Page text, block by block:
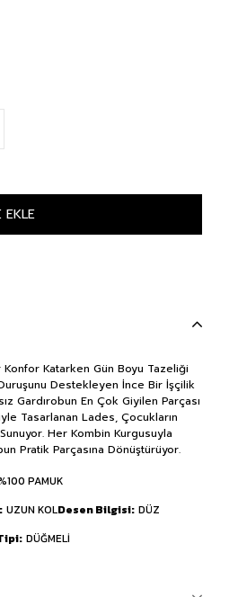
Katarken Gün Boyu Tazeliği
Destekleyen İnce Bir İşçilik
Gardırobun En Çok Giyilen Parçası
Tasarlanan Lades, Çocukların
Her Kombin Kurgusuyla
Pratik Parçasına Dönüştürüyor.
PAMUK
UZUN KOLDesen Bilgisi DÜZ
DÜĞMELİ